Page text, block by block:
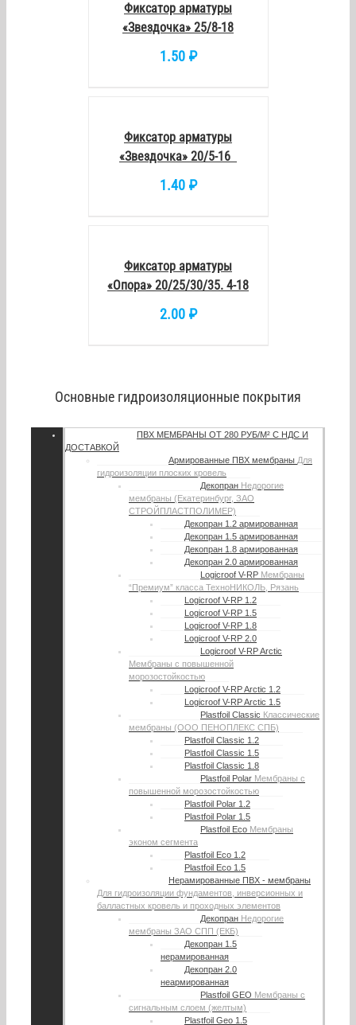
Фиксатор арматуры
«Звездочка» 25/8-18
1.50 ₽
Фиксатор арматуры
«Звездочка» 20/5-16
1.40 ₽
Фиксатор арматуры
«Опора» 20/25/30/35. 4-18
2.00 ₽
Основные гидроизоляционные покрытия
ПВХ МЕМБРАНЫ ОТ 280 РУБ/М² С НДС И
ДОСТАВКОЙ
Армированные ПВХ мембраны Для
гидроизоляции плоских кровель
Декопран Недорогие
мембраны (Екатеринбург, ЗАО
СТРОЙПЛАСТПОЛИМЕР)
Декопран 1.2 армированная
Декопран 1.5 армированная
Декопран 1.8 армированная
Декопран 2.0 армированная
Logicroof V-RP Мембраны
“Премиум” класса ТехноНИКОЛЬ, Рязань
Logicroof V-RP 1.2
Logicroof V-RP 1.5
Logicroof V-RP 1.8
Logicroof V-RP 2.0
Logicroof V-RP Arctic
Мембраны с повышенной
морозостойкостью
Logicroof V-RP Arctic 1.2
Logicroof V-RP Arctic 1.5
Plastfoil Classic Классические
мембраны (ООО ПЕНОПЛЕКС СПБ)
Plastfoil Classic 1.2
Plastfoil Classic 1.5
Plastfoil Classic 1.8
Plastfoil Polar Мембраны с
повышенной морозостойкостью
Plastfoil Polar 1.2
Plastfoil Polar 1.5
Plastfoil Eco Мембраны
эконом сегмента
Plastfoil Eco 1.2
Plastfoil Eco 1.5
Нерамированные ПВХ - мембраны
Для гидроизоляции фундаментов, инверсионных и
балластных кровель и проходных элементов
Декопран Недорогие
мембраны ЗАО СПП (ЕКБ)
Декопран 1.5
нерамированная
Декопран 2.0
неармированная
Plastfoil GEO Мембраны с
сигнальным слоем (желтым)
Plastfoil Geo 1.5